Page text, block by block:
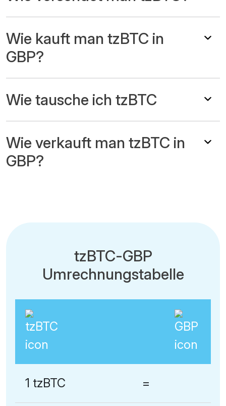
Wie kauft man tzBTC in
GBP?
Wie tausche ich tzBTC
Wie verkauft man tzBTC in
GBP?
tzBTC-GBP
Umrechnungstabelle
1 tzBTC =